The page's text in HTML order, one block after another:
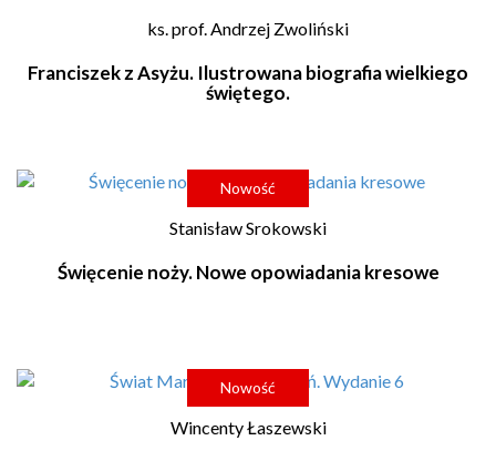
ks. prof. Andrzej Zwoliński
Franciszek z Asyżu. Ilustrowana biografia wielkiego
świętego.
Nowość
Stanisław Srokowski
Święcenie noży. Nowe opowiadania kresowe
Nowość
Wincenty Łaszewski